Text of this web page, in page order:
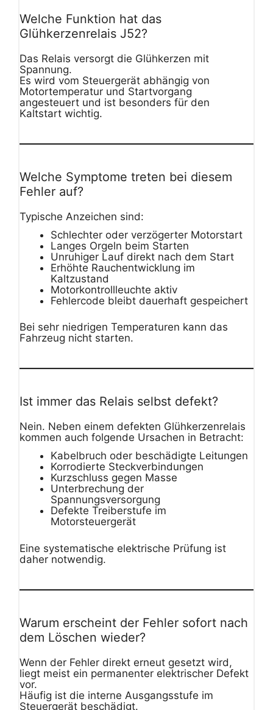
Welche Funktion hat das
Glühkerzenrelais J52?
Das Relais versorgt die Glühkerzen mit
Spannung.
Es wird vom Steuergerät abhängig von
Motortemperatur und Startvorgang
angesteuert und ist besonders für den
Kaltstart wichtig.
Welche Symptome treten bei diesem
Fehler auf?
Typische Anzeichen sind:
Schlechter oder verzögerter Motorstart
Langes Orgeln beim Starten
Unruhiger Lauf direkt nach dem Start
Erhöhte Rauchentwicklung im
Kaltzustand
Motorkontrollleuchte aktiv
Fehlercode bleibt dauerhaft gespeichert
Bei sehr niedrigen Temperaturen kann das
Fahrzeug nicht starten.
Ist immer das Relais selbst defekt?
Nein. Neben einem defekten Glühkerzenrelais
kommen auch folgende Ursachen in Betracht:
Kabelbruch oder beschädigte Leitungen
Korrodierte Steckverbindungen
Kurzschluss gegen Masse
Unterbrechung der
Spannungsversorgung
Defekte Treiberstufe im
Motorsteuergerät
Eine systematische elektrische Prüfung ist
daher notwendig.
Warum erscheint der Fehler sofort nach
dem Löschen wieder?
Wenn der Fehler direkt erneut gesetzt wird,
liegt meist ein permanenter elektrischer Defekt
vor.
Häufig ist die interne Ausgangsstufe im
Steuergerät beschädigt.